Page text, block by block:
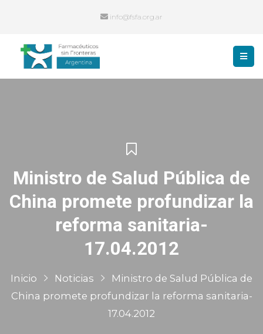
info@fsfa.org.ar
Ministro de Salud Pública de
China promete profundizar la
reforma sanitaria-
17.04.2012
Inicio Noticias
Ministro de Salud Pública de
China promete profundizar la reforma sanitaria-
17.04.2012